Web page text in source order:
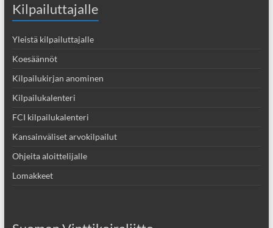
Kilpailuttajalle
Yleistä kilpailuttajalle
Koesäännöt
Kilpailukirjan anominen
Kilpailukalenteri
FCI kilpailukalenteri
Kansainväliset arvokilpailut
Ohjeita aloittelijalle
Lomakkeet